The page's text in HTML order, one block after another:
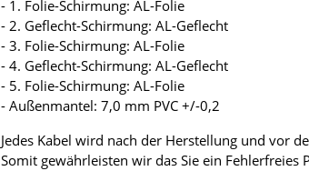
- 1. Folie-Schirmung: AL-Folie
- 2. Geflecht-Schirmung: AL-Geflecht
- 3. Folie-Schirmung: AL-Folie
- 4. Geflecht-Schirmung: AL-Geflecht
- 5. Folie-Schirmung: AL-Folie
- Außenmantel: 7,0 mm PVC +/-0,2
Jedes Kabel wird nach der Herstellung und vor
Somit gewährleisten wir das Sie ein